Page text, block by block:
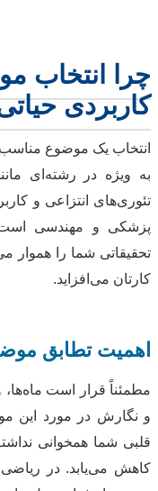
چرا انتخاب
کاربردی
انتخاب یک موضوع
به ویژه در رشته‌ای
تئوری‌های انتزاعی و
پزشکی و مهندسی است.
تحقیقاتی شما را هموار
کارتان می‌افزاید.
اهمیت تطابق
مطمئناً قرار است
و نگارش در مورد این
قلبی شما همخوانی
کاهش می‌یابد. در